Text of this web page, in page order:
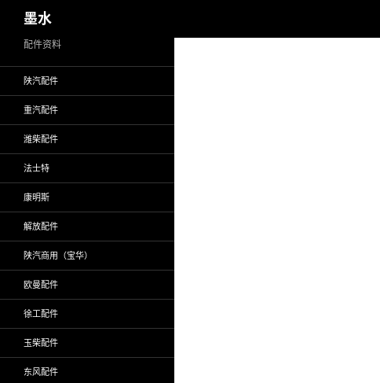
至
墨水
配件资料
陕汽配件
重汽配件
潍柴配件
法士特
康明斯
解放配件
陕汽商用（宝华）
欧曼配件
徐工配件
玉柴配件
东风配件